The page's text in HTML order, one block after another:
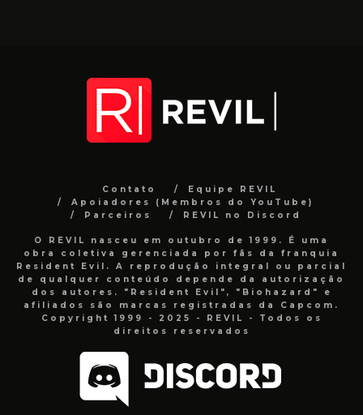
Contato
Equipe REVIL
Apoiadores (Membros do YouTube)
Parceiros
REVIL no Discord
O REVIL nasceu em outubro de 1999. É uma
obra coletiva gerenciada por fãs da franquia
Resident Evil. A reprodução integral ou parcial
de qualquer conteúdo depende da autorização
dos autores. "Resident Evil", "Biohazard" e
afiliados são marcas registradas da Capcom.
Copyright 1999 - 2025 - REVIL - Todos os
direitos reservados